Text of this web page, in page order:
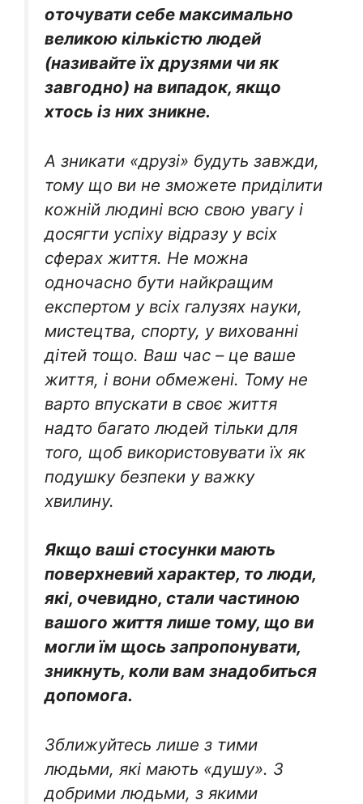
оточувати себе максимально
великою кількістю людей
(називайте їх друзями чи як
завгодно) на випадок, якщо
хтось із них зникне.
А зникати «друзі» будуть завжди,
тому що ви не зможете приділити
кожній людині всю свою увагу і
досягти успіху відразу у всіх
сферах життя. Не можна
одночасно бути найкращим
експертом у всіх галузях науки,
мистецтва, спорту, у вихованні
дітей тощо. Ваш час – це ваше
життя, і вони обмежені. Тому не
варто впускати в своє життя
надто багато людей тільки для
того, щоб використовувати їх як
подушку безпеки у важку
хвилину.
Якщо ваші стосунки мають
поверхневий характер, то люди,
які, очевидно, стали частиною
вашого життя лише тому, що ви
могли їм щось запропонувати,
зникнуть, коли вам знадобиться
допомога.
Зближуйтесь лише з тими
людьми, які мають «душу». З
добрими людьми, з якими